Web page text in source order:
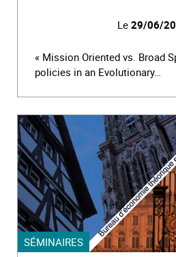
Le 29/06/
« Mission Oriented vs. Broad
policies in an Evolutionary…
SÉMINAIRES